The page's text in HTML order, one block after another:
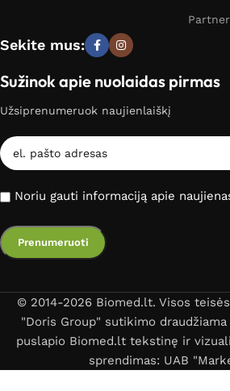
Sekite mus:
Sužinok apie nuolaidas pirmas
Užsiprenumeruok naujienlaiškį
Noriu gauti informaciją apie
© 2014-2026 Biomed.lt. Visos
"Doris Group" sutikimo
puslapio Biomed.lt tekstinę ir
sprendimas: UAB